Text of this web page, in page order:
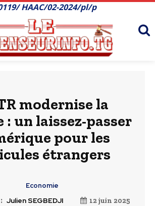
HAAC/02-2024/pl/p
modernise la
: un laissez-passer
pour les
étrangers
Economie
Julien SEGBEDJI 12 juin 2025